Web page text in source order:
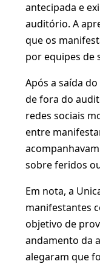
antecipada e
auditório. A
que os
por equipes de
Após a saída
de fora do
redes sociais
entre
sobre feridos
Em nota, a
manifestantes
objetivo de
andamento da
alegaram que